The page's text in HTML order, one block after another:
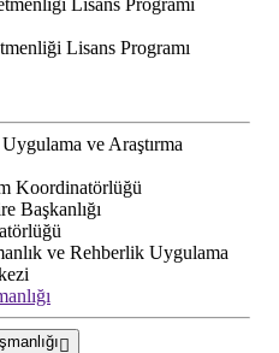
Lisans Programı
Lisans Programı
ve Araştırma
Koordinatörlüğü
Başkanlığı
ve Rehberlik Uygulama